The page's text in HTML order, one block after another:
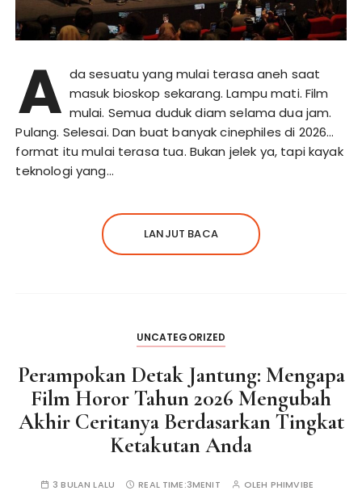
A da sesuatu yang mulai terasa aneh saat
masuk bioskop sekarang. Lampu mati. Film
mulai. Semua duduk diam selama dua jam.
Pulang. Selesai. Dan buat banyak cinephiles di 2026…
format itu mulai terasa tua. Bukan jelek ya, tapi kayak
teknologi yang…
LANJUT BACA
UNCATEGORIZED
Perampokan Detak Jantung: Mengapa
Film Horor Tahun 2026 Mengubah
Akhir Ceritanya Berdasarkan Tingkat
Ketakutan Anda
3 BULAN LALU REAL TIME:3MENIT OLEH PHIMVIBE